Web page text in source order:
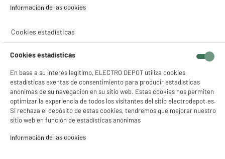
product_anchor_characteristics
29€96
Información de las cookies‎
Cookies estadísticas
Cookies estadísticas
En base a su interés legítimo, ELECTRO DEPOT utiliza cookies
estadísticas exentas de consentimiento para producir estadísticas
anónimas de su navegación en su sitio web. Estas cookies nos permiten
optimizar la experiencia de todos los visitantes del sitio electrodepot.es.
Si rechaza el depósito de estas cookies, tendremos que mejorar nuestro
sitio web en función de estadísticas anónimas
Información de las cookies‎